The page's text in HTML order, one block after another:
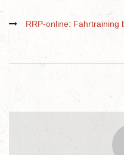
RRP-online: Fahrtraining